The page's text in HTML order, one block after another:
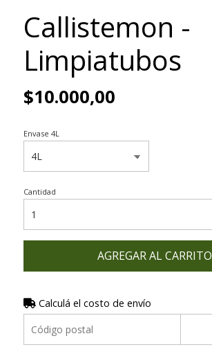
Callistemon -
Limpiatubos
$10.000,00
Envase 4L
Cantidad
AGREGAR AL CARRITO
Calculá el costo de envío